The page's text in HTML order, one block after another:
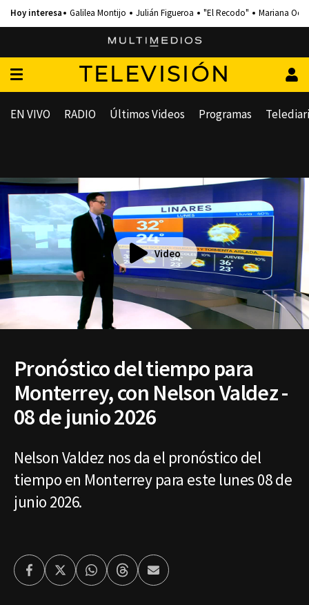
Galilea Montijo Julián Figueroa "El Recodo" Mariana
TELEVISIÓN
EN VIVO RADIO Últimos Videos Programas
Video
Pronóstico del tiempo para
Monterrey, con Nelson Valdez -
08 de junio 2026
Nelson Valdez nos da el pronóstico del
tiempo en Monterrey para este lunes 08 de
junio 2026.
FacebookTwitterWhatsappThreadsEnviar
por